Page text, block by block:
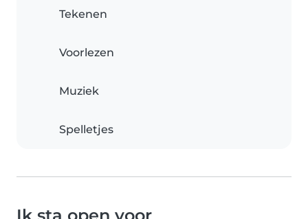
Tekenen
Voorlezen
Muziek
Spelletjes